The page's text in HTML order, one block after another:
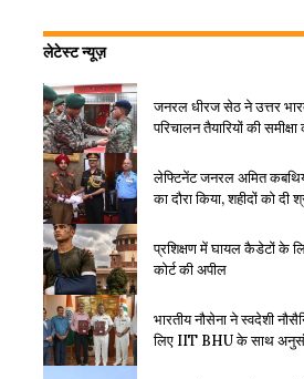
लेटेस्ट न्यूज़
जनरल धीरज सेठ ने उत्तर
परिचालन तैयारियों की समीक्षा
लेफ्टिनेंट जनरल अमित
का दौरा किया, शहीदों को दी
प्रशिक्षण में घायल कैडेटों के
कोर्ट की अपील
भारतीय नौसेना ने स्वदेशी
लिए IIT BHU के साथ